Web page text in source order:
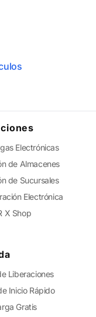
Electrónicas
de Almacenes
de Sucursales
Electrónica
X Shop
Liberaciones
Inicio Rápido
Gratis